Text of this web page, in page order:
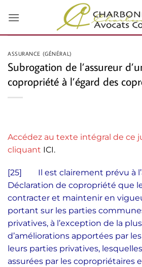
au
ASSURANCE (GÉNÉRAL)
Subrogation de l’assureur
copropriété à l’égard des
Accédez au texte intégral de ce
cliquant ICI.
[25] Il est clairement prévu à
Déclaration de copropriété que
contracter et maintenir en
portant sur les parties
privatives, à l’exception de la
d’améliorations apportées par
leurs parties privatives,
assurées par les copropriétaires